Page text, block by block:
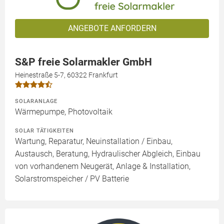
ANGEBOTE ANFORDERN
S&P freie Solarmakler GmbH
Heinestraße 5-7, 60322 Frankfurt
SOLARANLAGE
Wärmepumpe, Photovoltaik
SOLAR TÄTIGKEITEN
Wartung, Reparatur, Neuinstallation / Einbau,
Austausch, Beratung, Hydraulischer Abgleich, Einbau
von vorhandenem Neugerät, Anlage & Installation,
Solarstromspeicher / PV Batterie